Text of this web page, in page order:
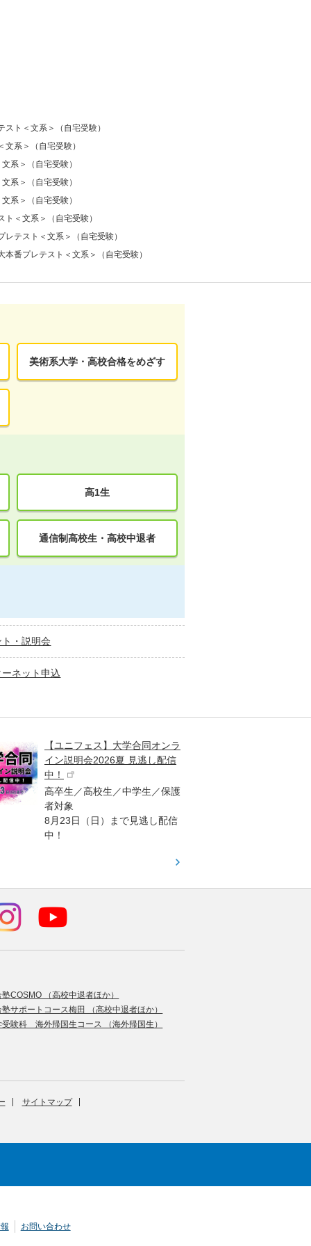
スト＜文系＞（自宅受験）
系＞（自宅受験）
系＞（自宅受験）
系＞（自宅受験）
系＞（自宅受験）
ト＜文系＞（自宅受験）
レテスト＜文系＞（自宅受験）
本番プレテスト＜文系＞（自宅受験）
美術系大学・高校合格をめざす
高1生
通信制高校生・高校中退者
・説明会
ネット申込
【ユニフェス】大学合同オンラ
イン説明会2026夏 見逃し配信
中！
高卒生／高校生／中学生／保護
者対象
8月23日（日）まで見逃し配信
中！
COSMO （高校中退者ほか）
塾サポートコース梅田 （高校中退者ほか）
受験科 海外帰国生コース （海外帰国生）
サイトマップ
お問い合わせ